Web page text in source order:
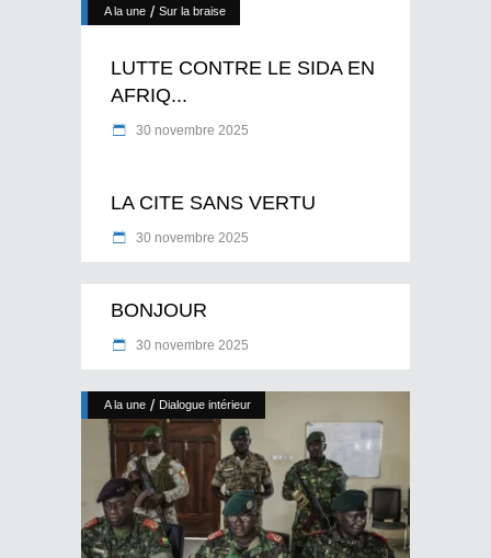
A la une / Sur la braise
LUTTE CONTRE LE SIDA EN
AFRIQ...
30 novembre 2025
LA CITE SANS VERTU
30 novembre 2025
BONJOUR
30 novembre 2025
A la une / Dialogue intérieur